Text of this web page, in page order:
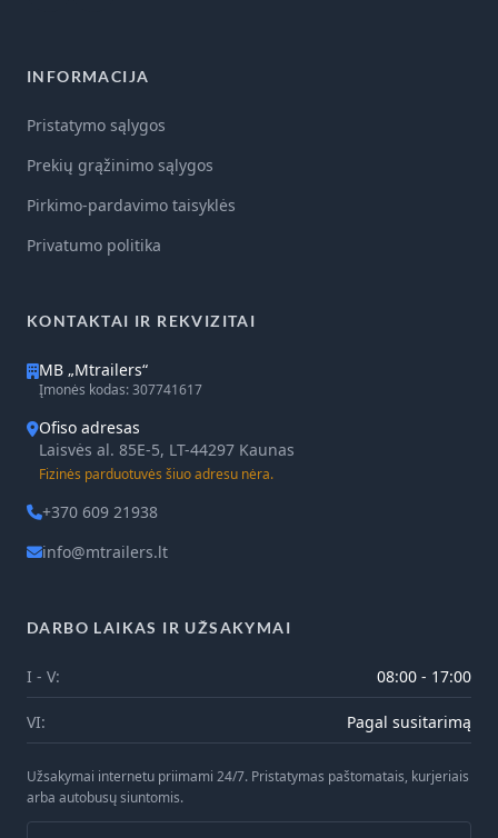
INFORMACIJA
Pristatymo sąlygos
Prekių grąžinimo sąlygos
Pirkimo-pardavimo taisyklės
Privatumo politika
KONTAKTAI IR REKVIZITAI
MB „Mtrailers“
Įmonės kodas: 307741617
Ofiso adresas
Laisvės al. 85E-5, LT-44297 Kaunas
Fizinės parduotuvės šiuo adresu nėra.
+370 609 21938
info@mtrailers.lt
DARBO LAIKAS IR UŽSAKYMAI
I - V: 08:00 - 17:00
VI: Pagal susitarimą
Užsakymai internetu priimami 24/7. Pristatymas paštomatais, kurjeriais
arba autobusų siuntomis.